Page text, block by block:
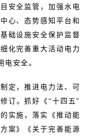
安全监管，加强水电
心、态势感知平台和
础设施安全保护监督
化完善重大活动电力
安全。
定，推进电力法、可
订。抓好《“十四五”
实施，落实《推动能
案》《关于完善能源